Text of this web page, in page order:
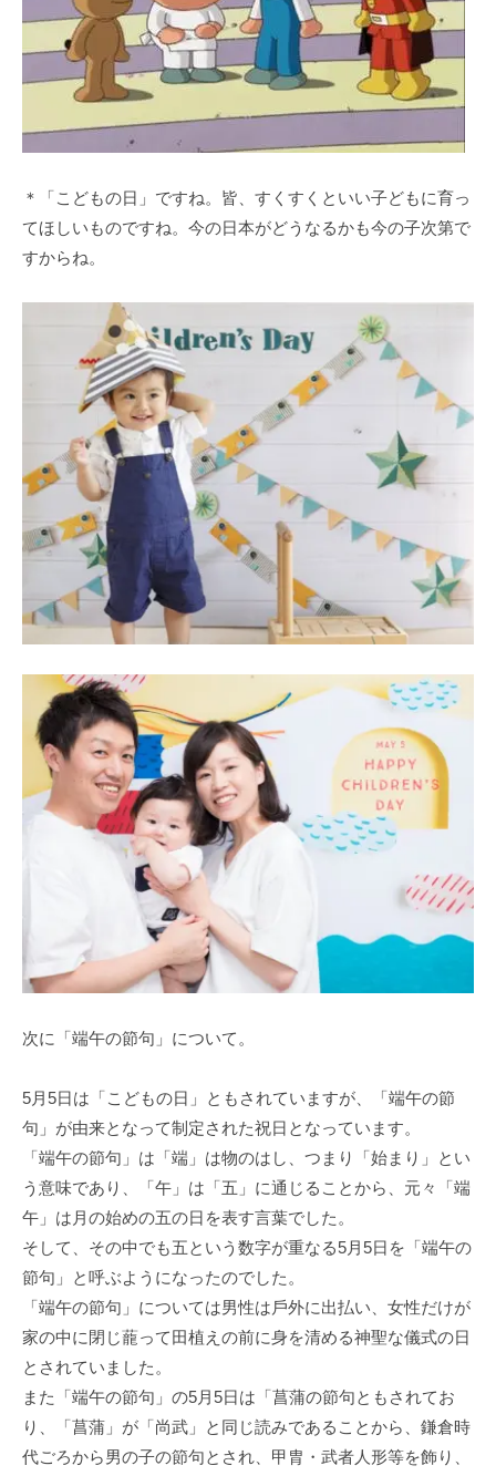
＊「こどもの日」ですね。皆、すくすくといい子どもに育っ
てほしいものですね。今の日本がどうなるかも今の子次第で
すからね。
次に「端午の節句」について。
5⽉5⽇は「こどもの⽇」ともされていますが、「端午の節
句」が由来となって制定された祝⽇となっています。
「端午の節句」は「端」は物のはし、つまり「始まり」とい
う意味であり、「午」は「五」に通じることから、元々「端
午」は⽉の始めの五の⽇を表す⾔葉でした。
そして、その中でも五という数字が重なる5⽉5⽇を「端午の
節句」と呼ぶようになったのでした。
「端午の節句」については男性は⼾外に出払い、⼥性だけが
家の中に閉じ蘢って⽥植えの前に⾝を清める神聖な儀式の⽇
とされていました。
また「端午の節句」の5⽉5⽇は「菖蒲の節句ともされてお
り、「菖蒲」が「尚武」と同じ読みであることから、鎌倉時
代ごろから男の⼦の節句とされ、甲胄・武者⼈形等を飾り、